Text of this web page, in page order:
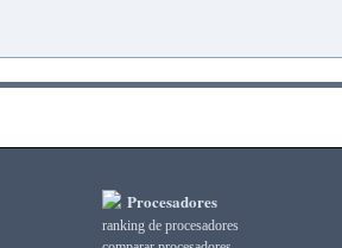
Procesadores
ranking de procesadores